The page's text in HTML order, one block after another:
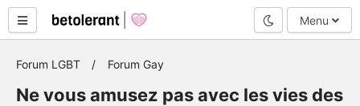
Mode nuit
Menu
Forum LGBT Forum Gay
Ne vous amusez pas avec les vies des